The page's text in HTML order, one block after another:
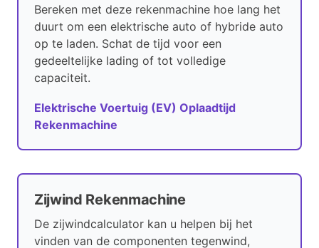
Bereken met deze rekenmachine hoe lang het
duurt om een elektrische auto of hybride auto
op te laden. Schat de tijd voor een
gedeeltelijke lading of tot volledige
capaciteit.
Elektrische Voertuig (EV) Oplaadtijd
Rekenmachine
Zijwind Rekenmachine
De zijwindcalculator kan u helpen bij het
vinden van de componenten tegenwind,